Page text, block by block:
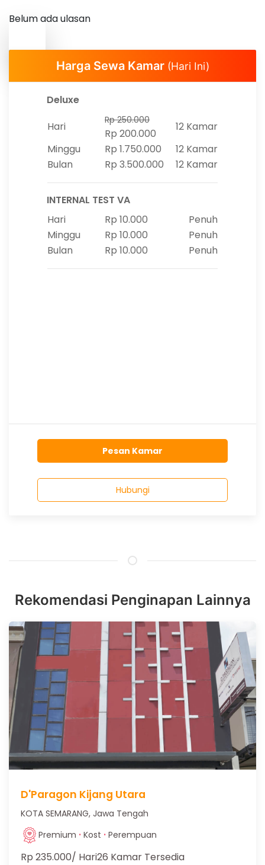
Belum ada ulasan
Harga Sewa Kamar (Hari Ini)
Deluxe
Hari
Rp 250.000
Rp 200.000
12 Kamar
Minggu
Rp 1.750.000
12 Kamar
Bulan
Rp 3.500.000 12 Kamar
INTERNAL TEST VA
Hari
Rp 10.000
Penuh
Minggu
Rp 10.000
Penuh
Bulan
Rp 10.000 Penuh
Pesan Kamar
Hubungi
Rekomendasi Penginapan Lainnya
D'Paragon Kijang Utara
KOTA SEMARANG, Jawa Tengah
Premium · Kost · Perempuan
Rp 235.000/ Hari26 Kamar Tersedia